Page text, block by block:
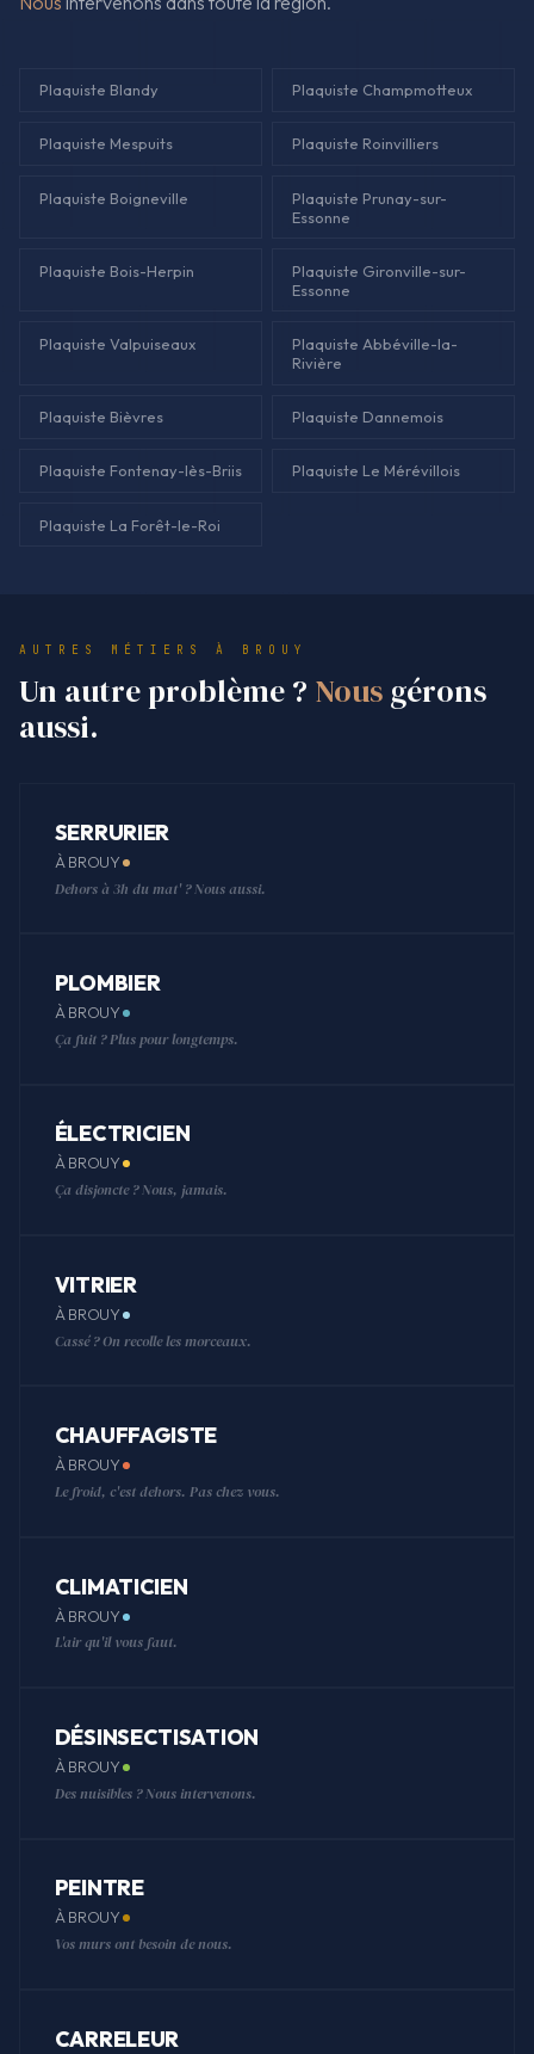
Plaquiste Blandy Plaquiste Champmotteux
Plaquiste Mespuits Plaquiste Roinvilliers
Plaquiste Boigneville
Plaquiste Prunay-sur-
Essonne
Plaquiste Bois-Herpin
Plaquiste Gironville-sur-
Essonne
Plaquiste Valpuiseaux
Plaquiste Abbéville-la-
Rivière
Plaquiste Bièvres Plaquiste Dannemois
Plaquiste Fontenay-lès-Briis Plaquiste Le Mérévillois
Plaquiste La Forêt-le-Roi
AUTRES MÉTIERS À BROUY
Un autre problème ? Nous gérons
aussi.
SERRURIER
À BROUY
Dehors à 3h du mat' ? Nous aussi.
PLOMBIER
À BROUY
Ça fuit ? Plus pour longtemps.
ÉLECTRICIEN
À BROUY
Ça disjoncte ? Nous, jamais.
VITRIER
À BROUY
Cassé ? On recolle les morceaux.
CHAUFFAGISTE
À BROUY
Le froid, c'est dehors. Pas chez vous.
CLIMATICIEN
À BROUY
L'air qu'il vous faut.
DÉSINSECTISATION
À BROUY
Des nuisibles ? Nous intervenons.
PEINTRE
À BROUY
Vos murs ont besoin de nous.
CARRELEUR